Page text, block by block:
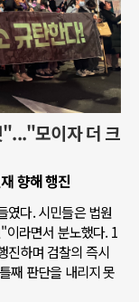
"..."모이자 더 크
향해 행진
였다. 시민들은 법원
라면서 분노했다. 1
진하며 검찰의 즉시
째 판단을 내리지 못